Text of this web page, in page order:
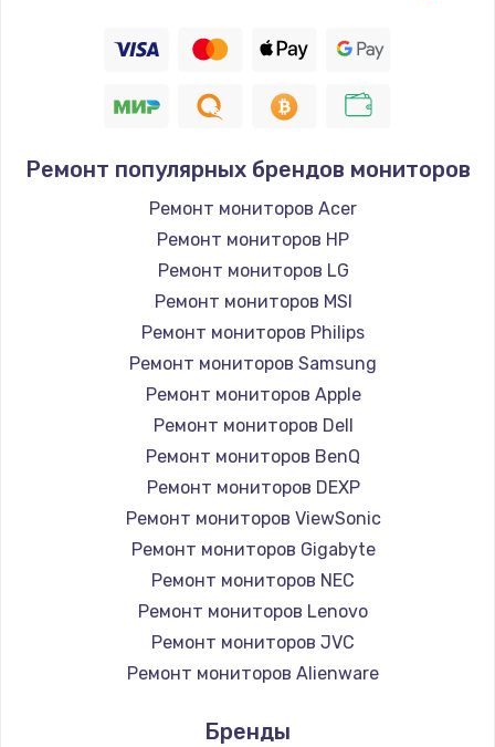
Замена жесткого диска
Заказать
Установка драйверов
725 руб.
Заказать
Замена вебкамеры
1260 руб.
Заказать
Ремонт петель крышки
990 руб.
Заказать
Настройка Wi-Fi
1030 руб.
Заказать
Замена шим-контроллера
3900 руб.
Ремонт популярных брендов мониторов
Ремонт мониторов Acer
Ремонт мониторов HP
Ремонт мониторов LG
Ремонт мониторов MSI
Ремонт мониторов Philips
Ремонт мониторов Samsung
Ремонт мониторов Apple
Ремонт мониторов Dell
Ремонт мониторов BenQ
Ремонт мониторов DEXP
Ремонт мониторов ViewSonic
Ремонт мониторов Gigabyte
Ремонт мониторов NEC
Ремонт мониторов Lenovo
Ремонт мониторов JVC
Ремонт мониторов Alienware
Ремонт мониторов Thunderobot
Бренды